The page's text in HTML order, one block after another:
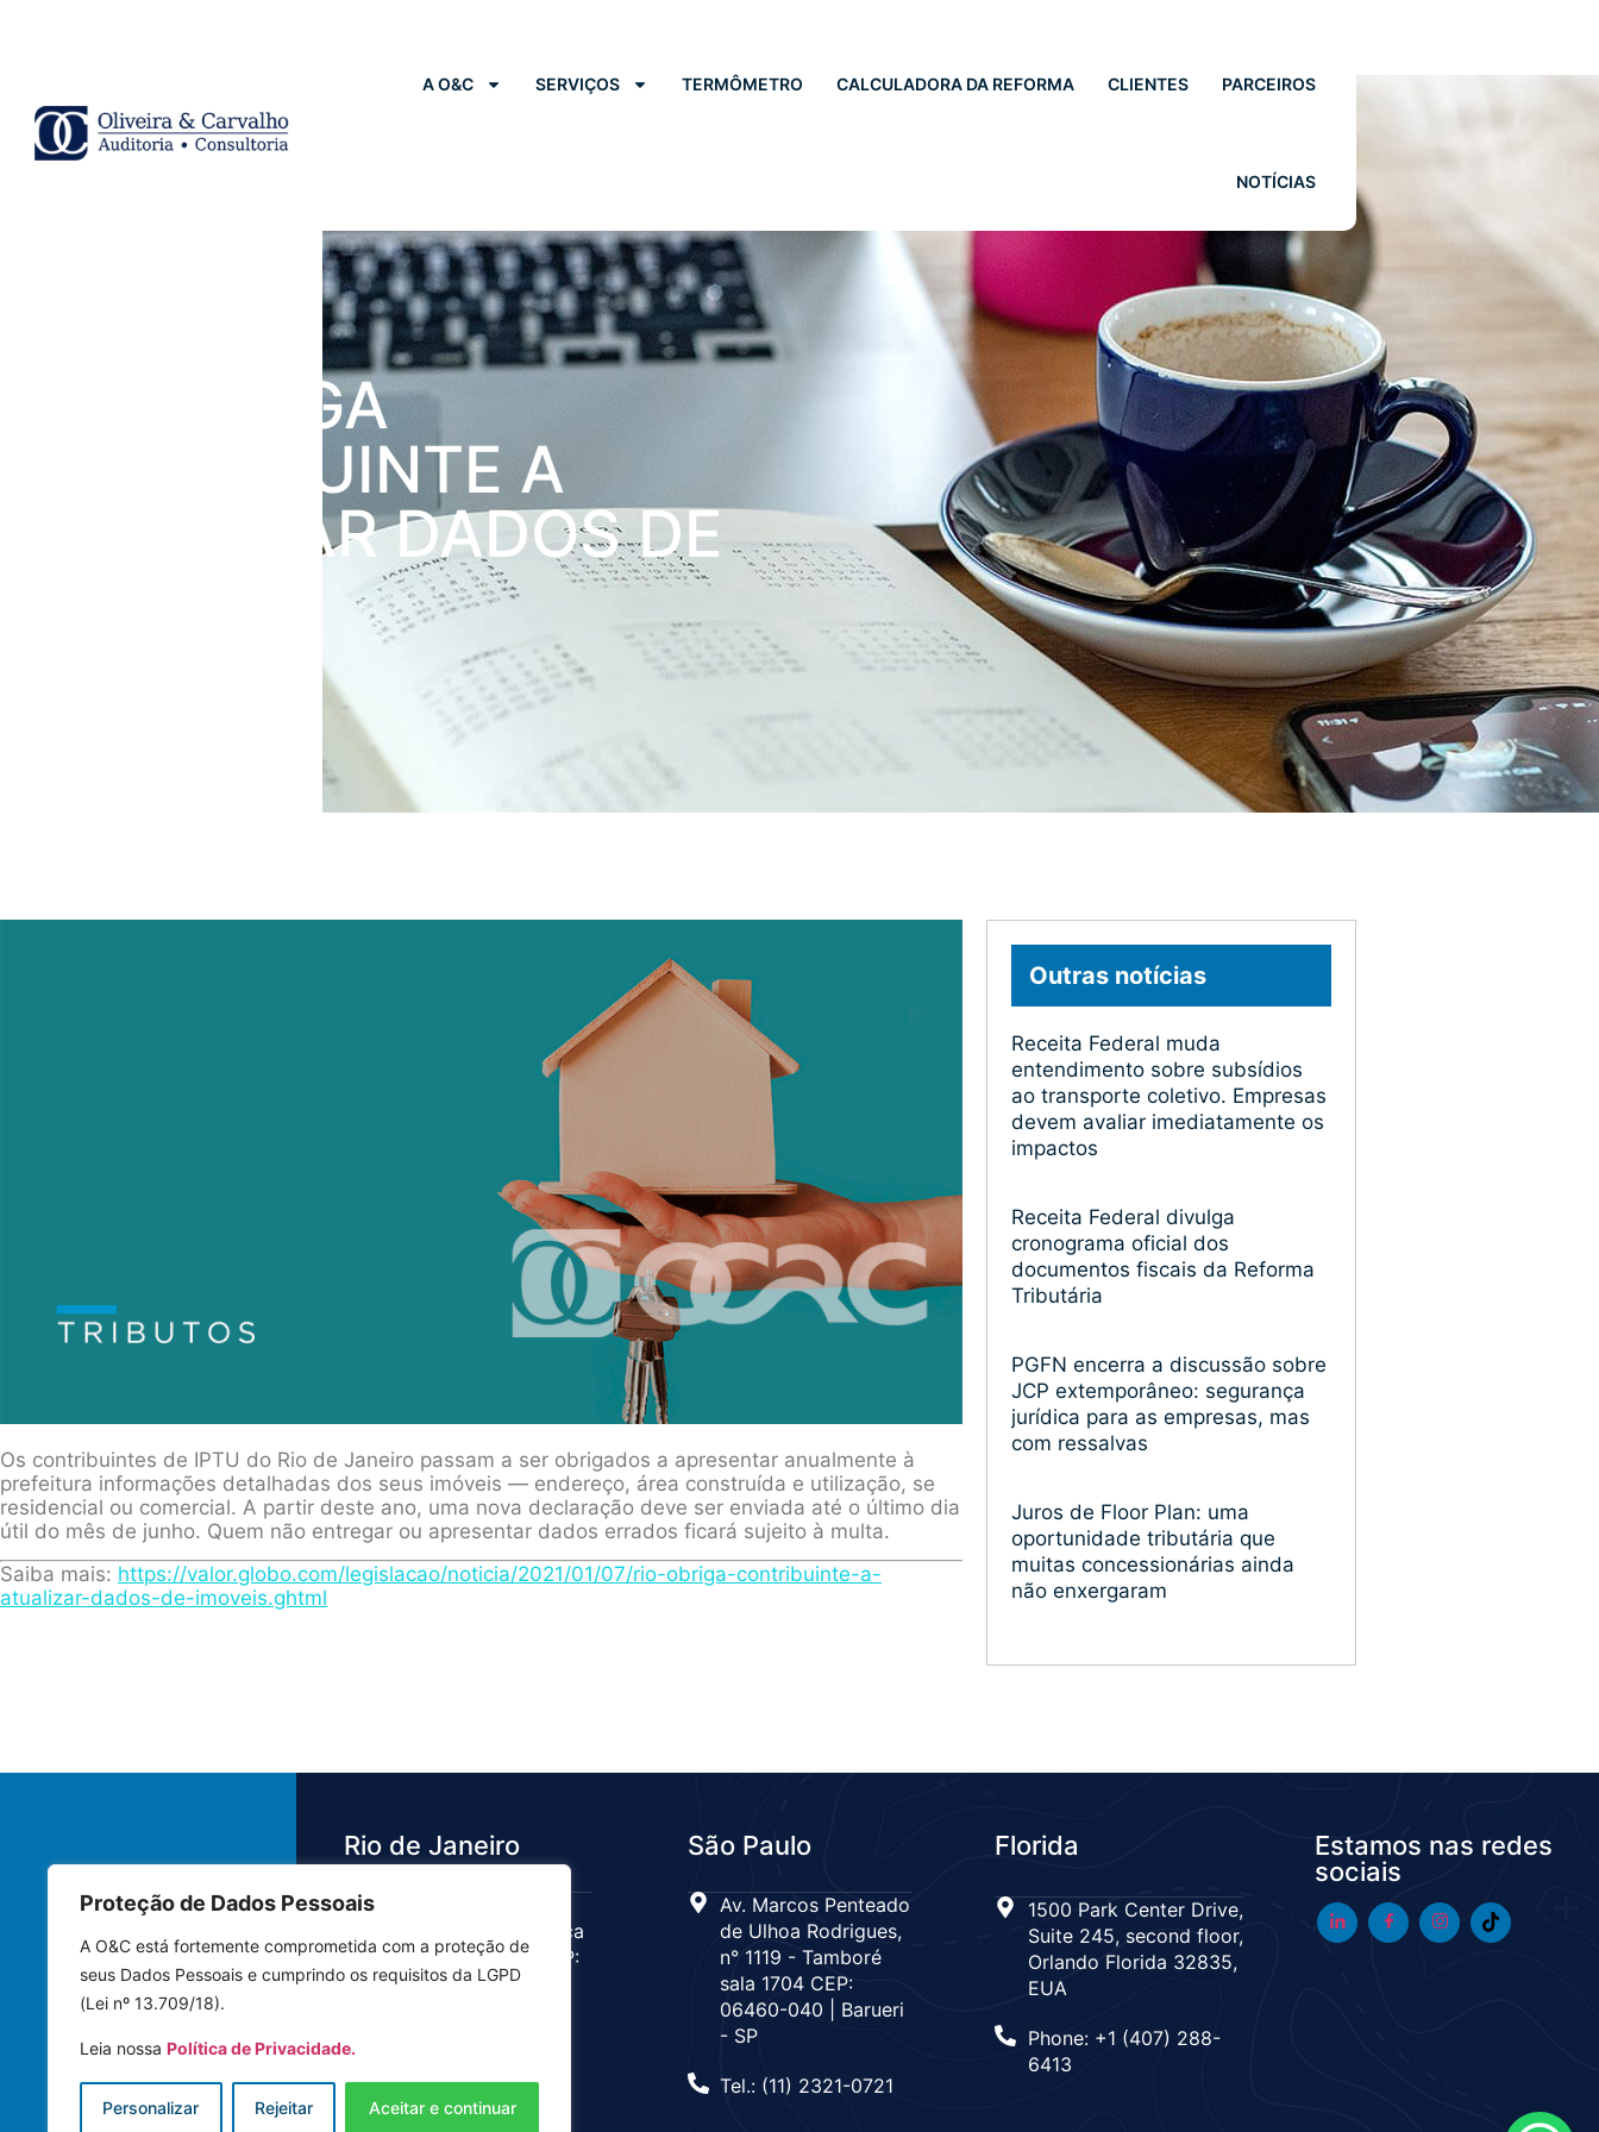
Proteção de Dados Pessoais
A O&C está fortemente comprometida com a proteção de
seus Dados Pessoais e cumprindo os requisitos da LGPD
(Lei nº 13.709/18).
Leia nossa Política de Privacidade.
Personalizar Rejeitar Aceitar e continuar
A O&C SERVIÇOS TERMÔMETRO CALCULADORA DA REFORMA CLIENTES PARCEIROS
NOTÍCIAS
RIO OBRIGA
CONTRIBUINTE A
ATUALIZAR DADOS DE
Os contribuintes de IPTU do Rio de Janeiro passam a ser obrigados a apresentar anualmente à
prefeitura informações detalhadas dos seus imóveis — endereço, área construída e utilização, se
residencial ou comercial. A partir deste ano, uma nova declaração deve ser enviada até o último dia
útil do mês de junho. Quem não entregar ou apresentar dados errados ficará sujeito à multa.
Saiba mais: https://valor.globo.com/legislacao/noticia/2021/01/07/rio-obriga-contribuinte-a-
atualizar-dados-de-imoveis.ghtml
Outras notícias
Receita Federal muda
entendimento sobre subsídios
ao transporte coletivo. Empresas
devem avaliar imediatamente os
impactos
Receita Federal divulga
cronograma oficial dos
documentos fiscais da Reforma
Tributária
PGFN encerra a discussão sobre
JCP extemporâneo: segurança
jurídica para as empresas, mas
com ressalvas
Juros de Floor Plan: uma
oportunidade tributária que
muitas concessionárias ainda
não enxergaram
Rio de Janeiro
3.500 - Barra da Tijuca
Bloco 4 Sala 442 CEP:
22640-102 | Rio de
São Paulo
Av. Marcos Penteado
de Ulhoa Rodrigues,
n° 1119 - Tamboré
sala 1704 CEP:
06460-040 | Barueri
- SP
Tel.: (11) 2321-0721
Florida
1500 Park Center Drive,
Suite 245, second floor,
Orlando Florida 32835,
EUA
Phone: +1 (407) 288-
6413
Estamos nas redes
sociais